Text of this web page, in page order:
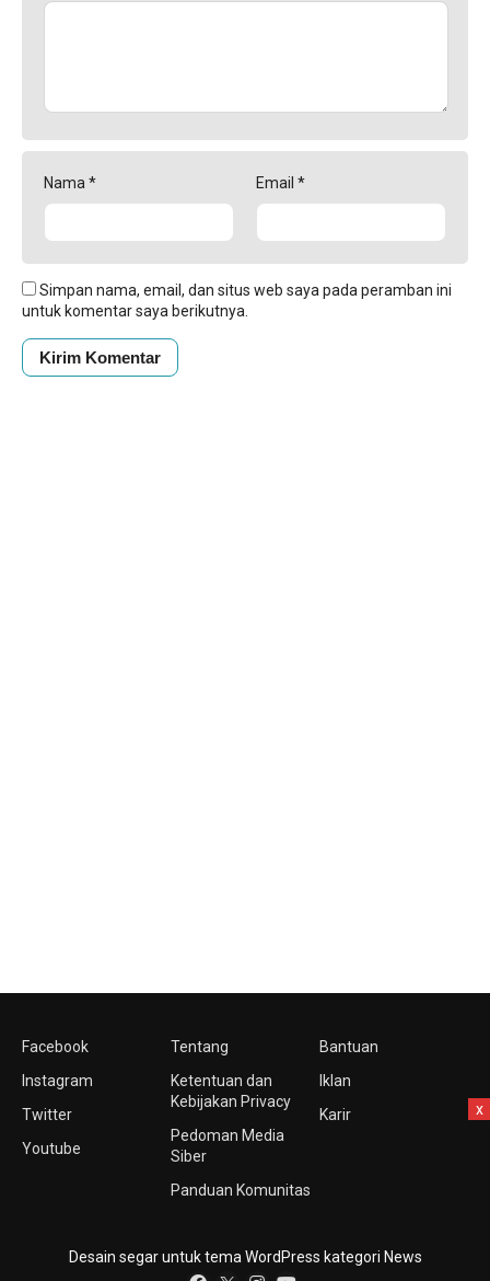
Nama * Email *
Simpan nama, email, dan situs web saya pada peramban ini
untuk komentar saya berikutnya.
Facebook
Instagram
Twitter
Youtube
Tentang
Ketentuan dan
Kebijakan Privacy
Pedoman Media
Siber
Panduan Komunitas
Bantuan
Iklan
Karir
Desain segar untuk tema WordPress kategori News
x